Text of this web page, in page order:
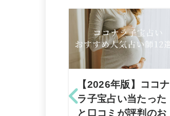
【2026年版】ココナ
ラ子宝占い当たった
と口コミが評判のお